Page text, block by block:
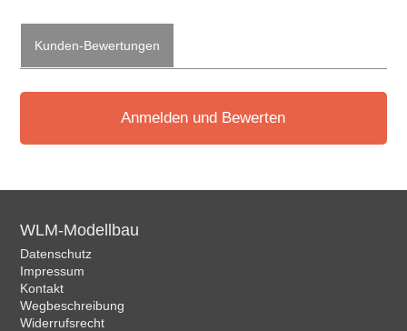
Kunden-Bewertungen
Anmelden und Bewerten
WLM-Modellbau
Datenschutz
Impressum
Kontakt
Wegbeschreibung
Widerrufsrecht